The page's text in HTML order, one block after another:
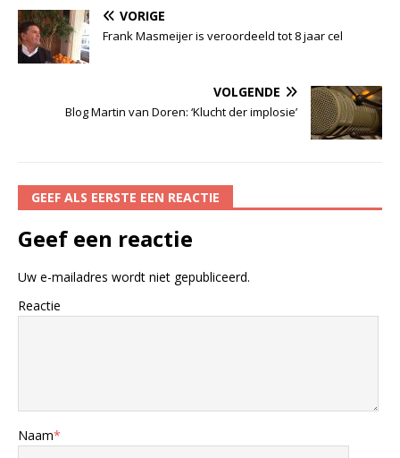
VORIGE
Frank Masmeijer is veroordeeld tot 8 jaar cel
VOLGENDE
Blog Martin van Doren: ‘Klucht der implosie’
GEEF ALS EERSTE EEN REACTIE
Geef een reactie
Uw e-mailadres wordt niet gepubliceerd.
Reactie
Naam*